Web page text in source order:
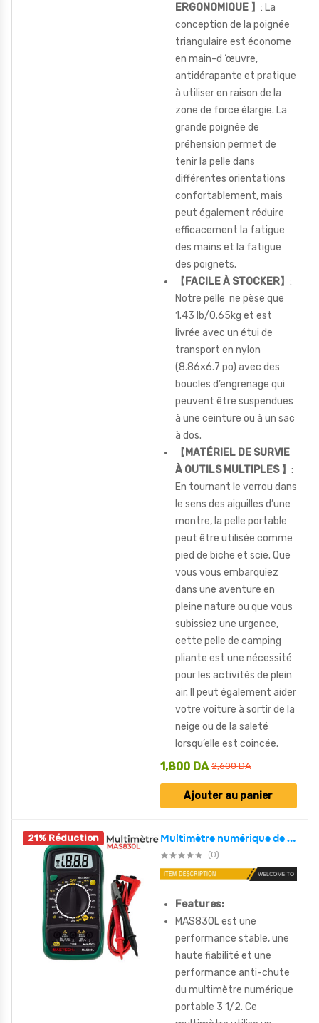
ERGONOMIQUE 】 : La
conception de la poignée
triangulaire est économe
en main-d ‘œuvre,
antidérapante et pratique
à utiliser en raison de la
zone de force élargie. La
grande poignée de
préhension permet de
tenir la pelle dans
différentes orientations
confortablement, mais
peut également réduire
efficacement la fatigue
des mains et la fatigue
des poignets.
【FACILE À STOCKER】 :
Notre pelle ne pèse que
1.43 lb/0.65kg et est
livrée avec un étui de
transport en nylon
(8.86×6.7 po) avec des
boucles d’engrenage qui
peuvent être suspendues
à une ceinture ou à un sac
à dos.
【MATÉRIEL DE SURVIE
À OUTILS MULTIPLES 】 :
En tournant le verrou dans
le sens des aiguilles d’une
montre, la pelle portable
peut être utilisée comme
pied de biche et scie. Que
vous vous embarquiez
dans une aventure en
pleine nature ou que vous
subissiez une urgence,
cette pelle de camping
pliante est une nécessité
pour les activités de plein
air. Il peut également aider
votre voiture à sortir de la
neige ou de la saleté
lorsqu’elle est coincée.
2,600DA
1,800 DA
Ajouter au panier
21% Réduction Multimètre numérique de poche Biens 830L, testeur de tension AC/DC MASTECH-MAS830L
(0)
Features:
MAS830L est une
performance stable, une
haute fiabilité et une
performance anti-chute
du multimètre numérique
portable 3 1/2. Ce